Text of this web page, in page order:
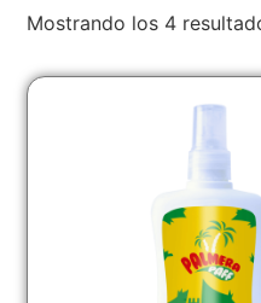
Mostrando los 4